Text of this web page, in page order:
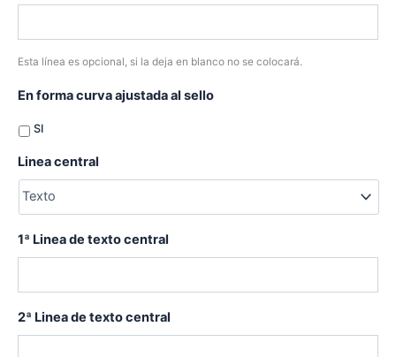
Esta línea es opcional, si la deja en blanco no se colocará.
En forma curva ajustada al sello
SI
Linea central
1ª Linea de texto central
2ª Linea de texto central